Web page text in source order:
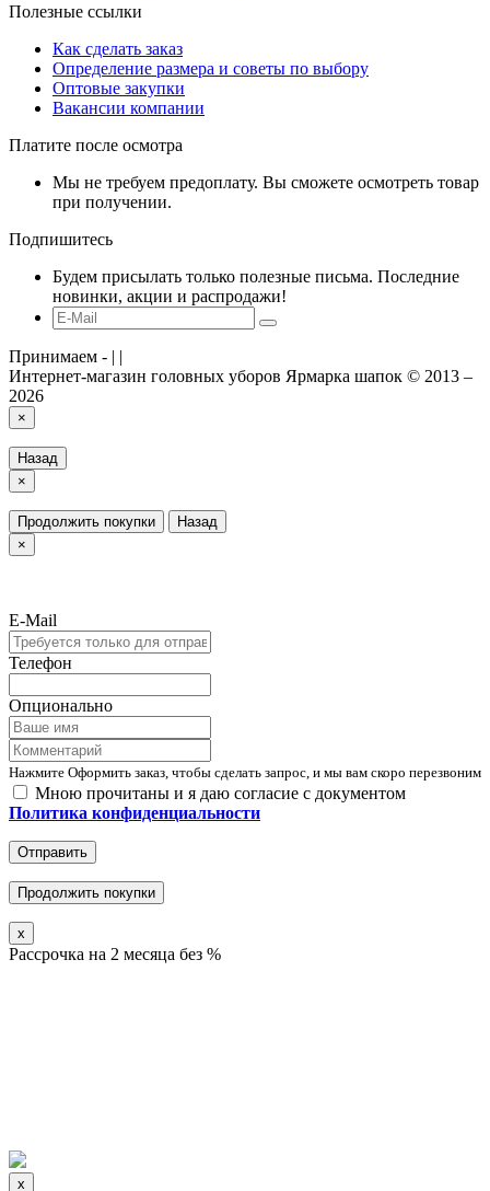
Полезные ссылки
Как сделать заказ
Определение размера и советы по выбору
Оптовые закупки
Вакансии компании
Платите после осмотра
Мы не требуем предоплату. Вы сможете осмотреть товар
при получении.
Подпишитесь
Будем присылать только полезные письма. Последние
новинки, акции и распродажи!
Принимаем - | |
Интернет-магазин головных уборов Ярмарка шапок © 2013 –
2026
×
Назад
×
Продолжить покупки
Назад
×
E-Mail
Телефон
Опционально
Нажмите Оформить заказ, чтобы сделать запрос, и мы вам скоро перезвоним
Мною прочитаны и я даю согласие с документом
Политика конфиденциальности
Отправить
Продолжить покупки
x
Рассрочка на 2 месяца без %
x